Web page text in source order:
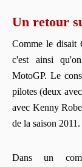
Un retour
Comme le disait
c'est ainsi
MotoGP. Le
pilotes (deux
avec Kenny
de la saison 2011.
Dans un